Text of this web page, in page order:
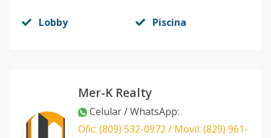
Lobby Piscina
Mer-K Realty
Celular / WhatsApp:
Ofic: (809) 532-0972 / Movil: (829) 961-